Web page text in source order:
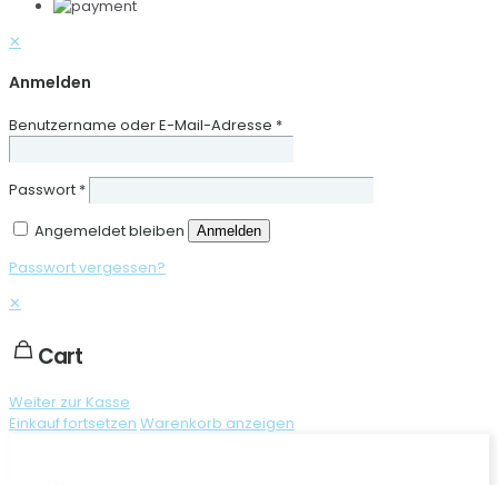
✕
Anmelden
Benutzername oder E-Mail-Adresse *
Passwort *
Angemeldet bleiben
Anmelden
Passwort vergessen?
✕
Cart
Weiter zur Kasse
Einkauf fortsetzen Warenkorb anzeigen